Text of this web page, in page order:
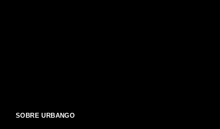
SOBRE URBANGO